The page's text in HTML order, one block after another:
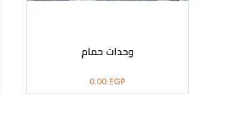
وحدات حمام
0.00 EGP